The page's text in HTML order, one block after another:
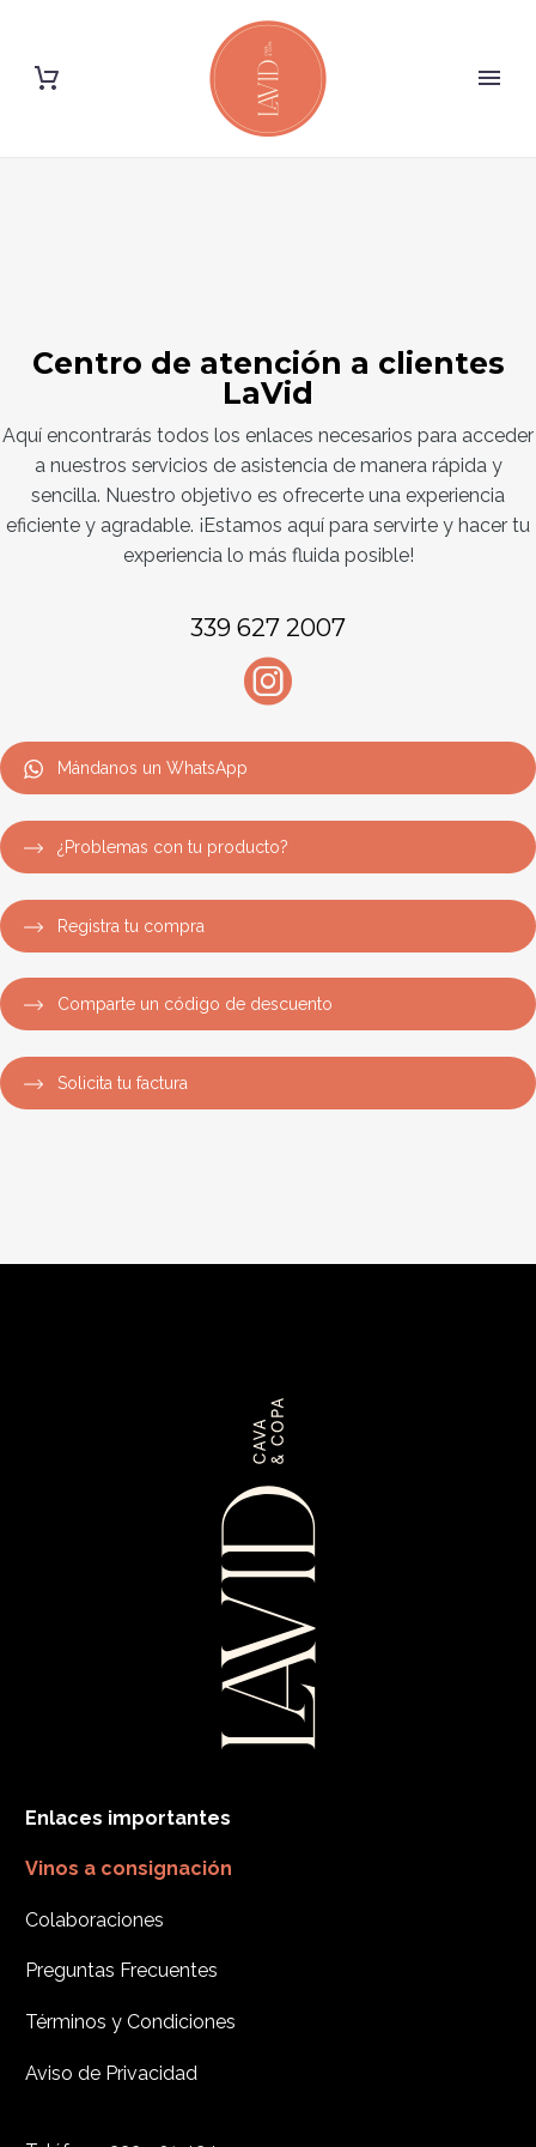
Centro de atención a clientes
LaVid
Aquí encontrarás todos los enlaces necesarios para acceder
a nuestros servicios de asistencia de manera rápida y
sencilla. Nuestro objetivo es ofrecerte una experiencia
eficiente y agradable. ¡Estamos aquí para servirte y hacer tu
experiencia lo más fluida posible!
339 627 2007
Mándanos un WhatsApp
¿Problemas con tu producto?
Registra tu compra
Comparte un código de descuento
Solicita tu factura
Enlaces importantes
Vinos a consignación
Colaboraciones
Preguntas Frecuentes
Términos y Condiciones
Aviso de Privacidad